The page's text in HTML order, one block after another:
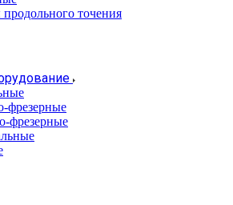
точения
фрезерные
фрезерные